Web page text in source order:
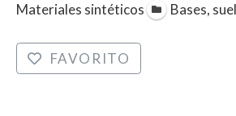
Materiales sintéticos
Bases,
FAVORITO